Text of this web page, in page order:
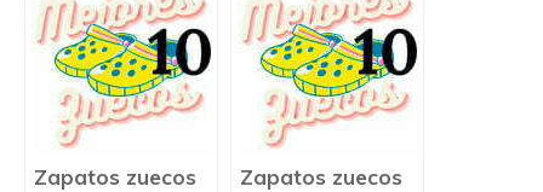
Zapatos zuecos
Zapatos zuecos